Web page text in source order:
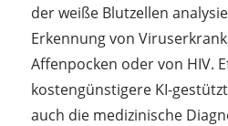
der weiße Blutzellen
Erkennung von
Affenpocken oder von HIV.
kostengünstigere KI-
auch die medizinische